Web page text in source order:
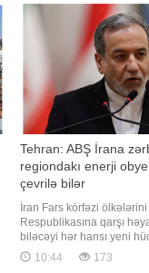
Tehran: ABŞ İrana
regiondakı enerji
çevrilə bilər
İran Fars körfəzi ölkələrini
Respublikasına qarşı
biləcəyi hər hansı yeni
mühüm enerji
cavab tədbirləri ilə
10:44 173